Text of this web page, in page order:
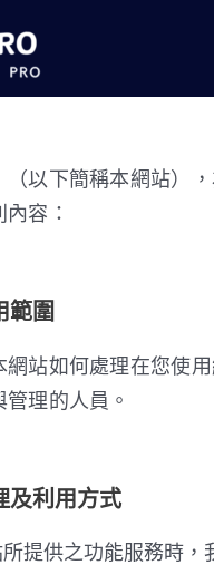
以下簡稱本網站）
容：
範圍
站如何處理在您使
理的人員。
及利用方式
提供之功能服務時